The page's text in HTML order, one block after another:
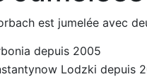
est jumelée avec
depuis 2005
Lodzki depuis